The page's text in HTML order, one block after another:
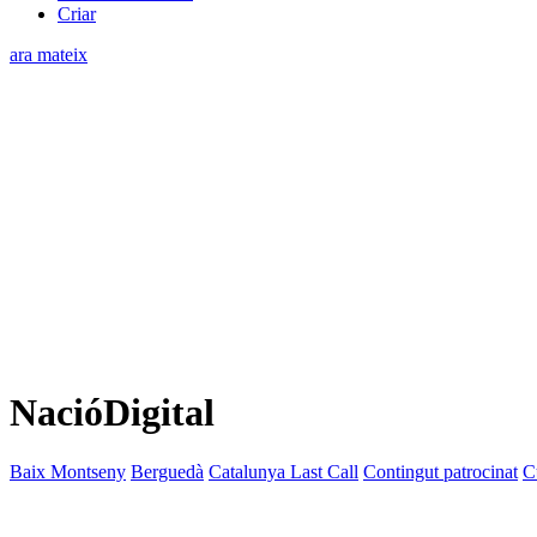
Criar
ara mateix
NacióDigital
Baix Montseny Berguedà Catalunya Last Call Contingut patrocinat